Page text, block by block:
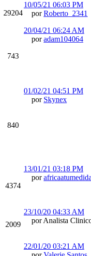
29204
10/05/21 06:03 PM
porRoberto_2341
743
20/04/21 06:24 AM
poradam104064
840
01/02/21 04:51 PM
por Skynex
4374
13/01/21 03:18 PM
por
2009
23/10/20 04:33 AM
por Analista
22/01/20 03:21 AM